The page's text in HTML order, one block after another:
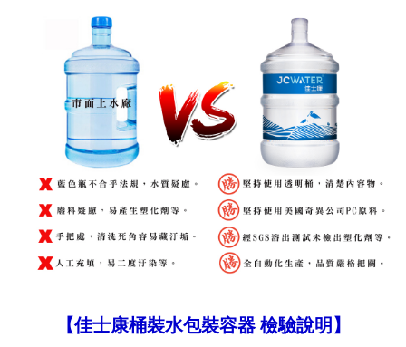
【佳士康桶裝水包裝容器 檢驗說明】